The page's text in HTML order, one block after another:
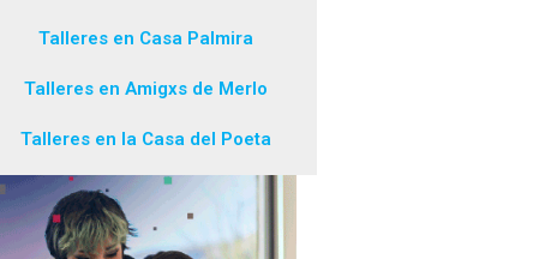
Talleres en Casa Palmira
Talleres en Amigxs de Merlo
Talleres en la Casa del Poeta